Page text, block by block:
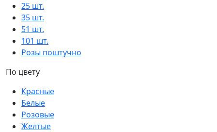
25 шт.
35 шт.
51 шт.
101 шт.
Розы поштучно
По цвету
Красные
Белые
Розовые
Желтые